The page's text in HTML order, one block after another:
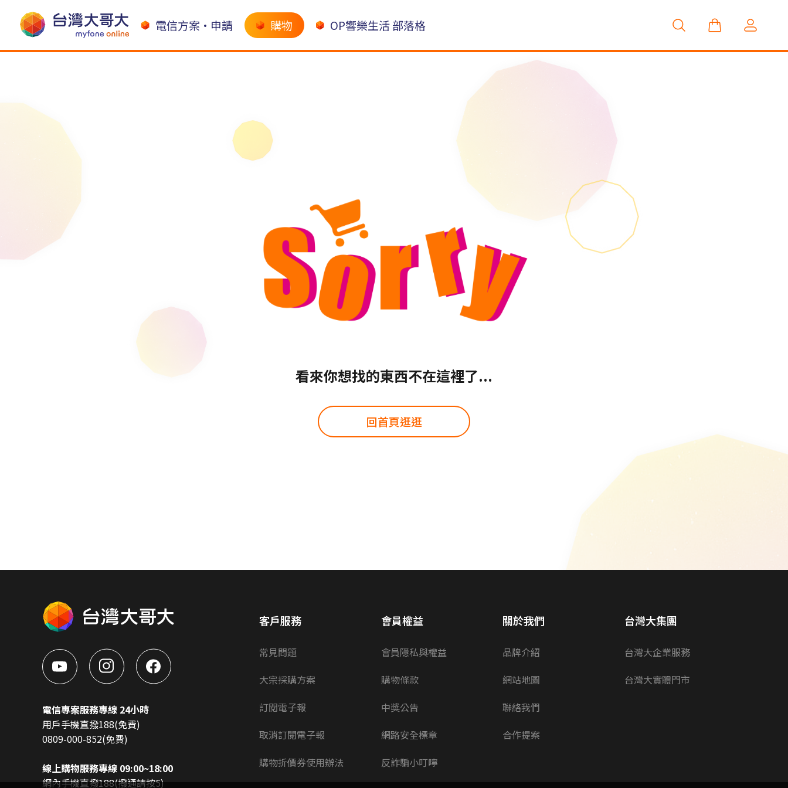
電信方案•申請 購物 OP響樂生活 部落格
看來你想找的東西不在這裡了...
回首頁逛逛
電信專案服務專線 24小時
用戶手機直撥188(免費)
0809-000-852(免費)
線上購物服務專線 09:00~18:00
網內手機直撥188(撥通請按5)
客戶服務
常見問題
大宗採購方案
訂閱電子報
取消訂閱電子報
購物折價券使用辦法
會員權益
會員隱私與權益
購物條款
中獎公告
網路安全標章
反詐騙小叮嚀
關於我們
品牌介紹
網站地圖
聯絡我們
合作提案
台灣大集團
台灣大企業服務
台灣大實體門市